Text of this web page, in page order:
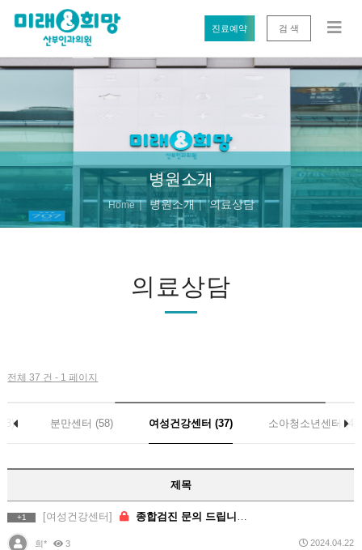
진료예약 검 색
병원소개
Home 병원소개 의료상담
의료상담
전체 37 건 - 1 페이지
분만센터 (58) 여성건강센터 (37) 소아청소년센터 (4)
제목
+1 [여성건강센터] 종합검진 문의 드립니다.
희* 3 2024.04.22